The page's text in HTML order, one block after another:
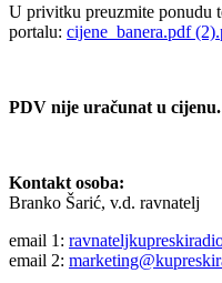
U privitku preuzmite ponudu
portalu: cijene_banera.pdf
PDV nije uračunat u cijenu.
Kontakt osoba:
Branko Šarić, v.d. ravnatelj
email 1:
email 2: